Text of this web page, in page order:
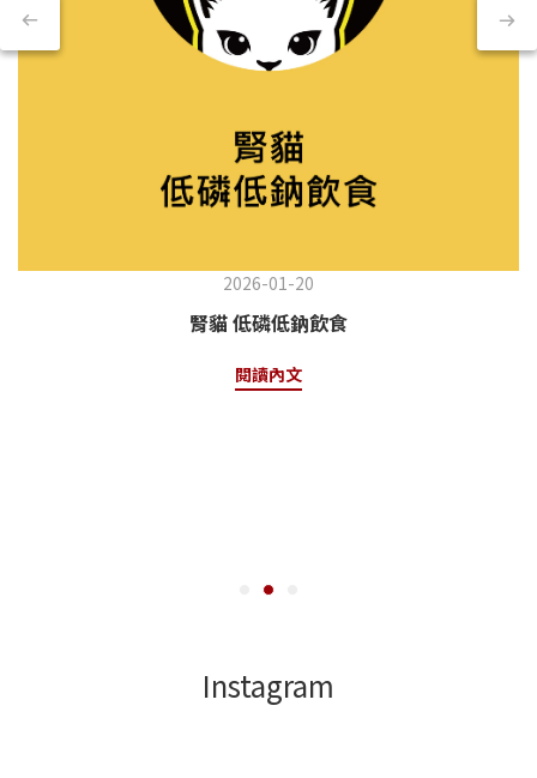
2026-01-20
腎貓 低磷低鈉飲食
閱讀內文
Instagram